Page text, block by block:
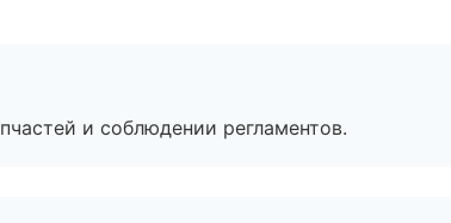
и соблюдении регламентов.